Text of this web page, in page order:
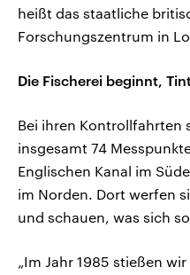
heißt das staatliche
Forschungszentrum in
Die Fischerei beginnt,
Bei ihren Kontrollfahrten
insgesamt 74
Englischen Kanal im
im Norden. Dort werfen
und schauen, was sich
„Im Jahr 1985 stießen